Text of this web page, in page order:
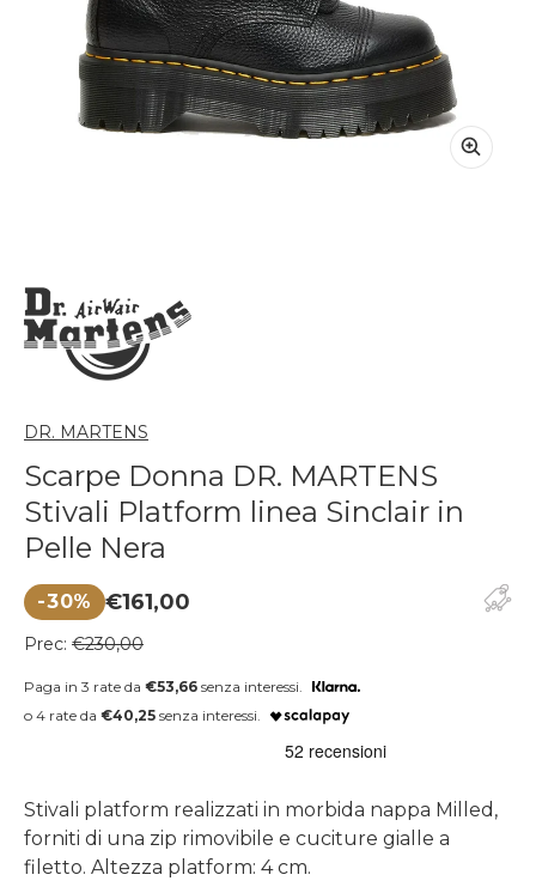
DR. MARTENS
Scarpe Donna DR. MARTENS
Stivali Platform linea Sinclair in
Pelle Nera
-30%
Prezzo di vendita
€161,00
Prezzo regolare
Prec: €230,00
Paga in 3 rate da €53,66 senza interessi.
o 4 rate da €40,25 senza interessi.
Stivali platform realizzati in morbida nappa Milled,
forniti di una zip rimovibile e cuciture gialle a
filetto. Altezza platform: 4 cm.